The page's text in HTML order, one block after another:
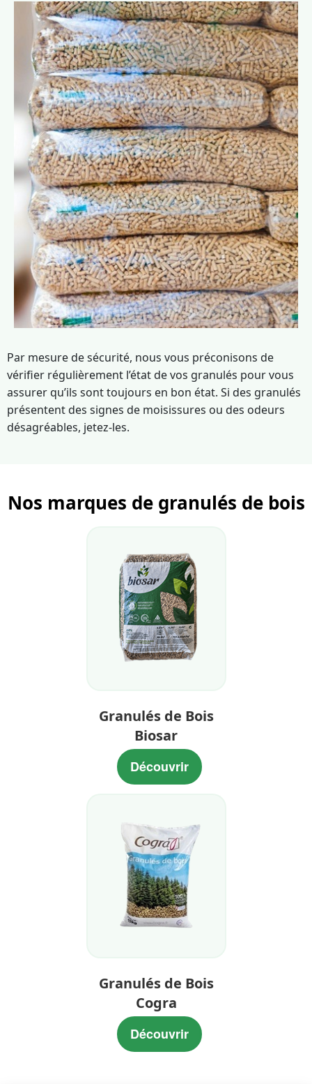
Par mesure de sécurité, nous vous préconisons de
vérifier régulièrement l’état de vos granulés pour vous
assurer qu’ils sont toujours en bon état. Si des granulés
présentent des signes de moisissures ou des odeurs
désagréables, jetez-les.
Nos marques de granulés de bois
Granulés de Bois
Biosar
Découvrir
Granulés de Bois
Cogra
Découvrir